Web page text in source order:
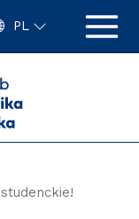
PL